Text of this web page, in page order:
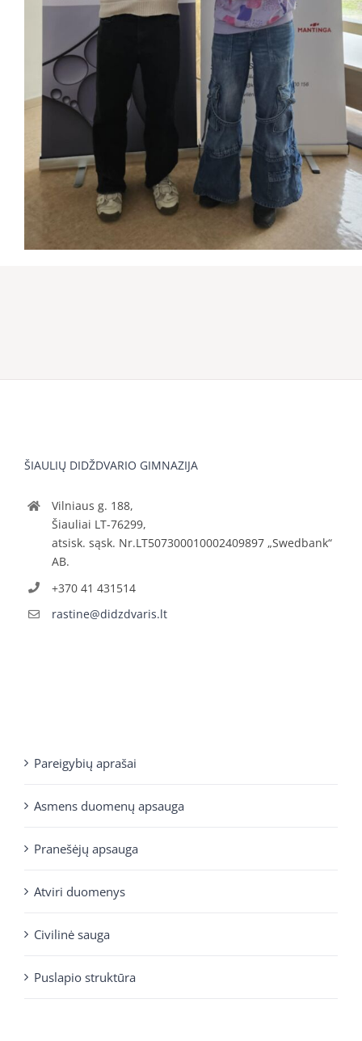
ŠIAULIŲ DIDŽDVARIO GIMNAZIJA
Vilniaus g. 188,
Šiauliai LT-76299,
atsisk. sąsk. Nr.LT507300010002409897 „Swedbank“
AB.
+370 41 431514
rastine@didzdvaris.lt
Pareigybių aprašai
Asmens duomenų apsauga
Pranešėjų apsauga
Atviri duomenys
Civilinė sauga
Puslapio struktūra